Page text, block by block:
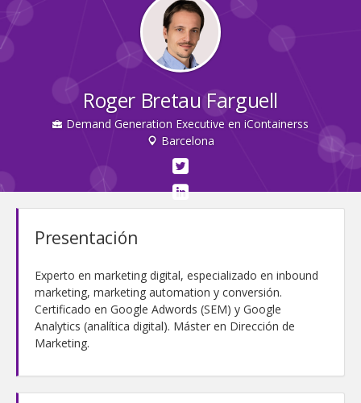
Roger Bretau Farguell
Demand Generation Executive en iContainerss
Barcelona
Presentación
Experto en marketing digital, especializado en inbound
marketing, marketing automation y conversión.
Certificado en Google Adwords (SEM) y Google
Analytics (analítica digital). Máster en Dirección de
Marketing.